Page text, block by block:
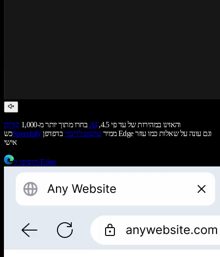
בחרו מתוך יותר מ-1,000 קולות AIוהאזינו במהירות של עד פי 4.5,
כשSpeechify ממיר טקסט לדיבורבדפדפן Edge וגם עונה על שאלות כמו עוזר
אישי
הוסיפו ל-Edge